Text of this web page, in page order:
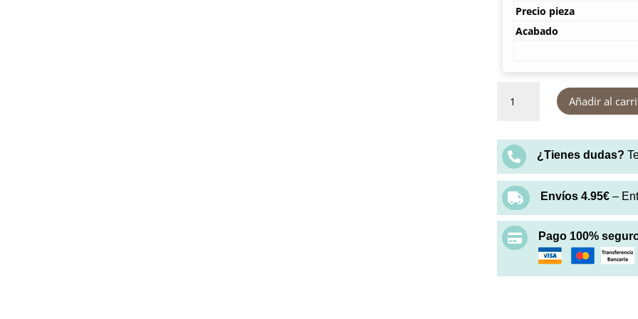
Precio pieza
Acabado
de
cantidad
Añadir al
 ¿Tienes dudas?
 Envíos 4.95€ –
 Pago 100%